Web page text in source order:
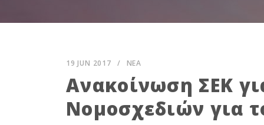
19 JUN 2017 / ΝΕΑ
Ανακοίνωση ΣΕΚ
Νομοσχεδιών για